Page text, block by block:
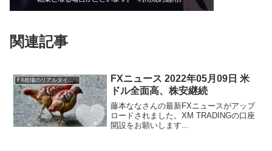
関連記事
FX相場のリアルタイム情報
FXニュース 2022年05月09日 米
ドル全面高、株安継続
藤本ななさんの最新FXニュースがアップ
ロードされました。XM TRADINGの口座
開設をお願いします...